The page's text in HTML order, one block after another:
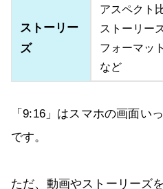
ストーリー
ズ
アスペクト
ストーリー
フォーマッ
など
「9:16」はスマホの画面い
です。
ただ、動画やストーリーズ